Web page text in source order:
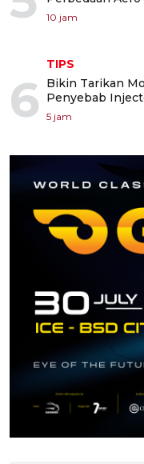
10 jam
6
TIPS
Bikin Tarikan
Penyebab
5 jam